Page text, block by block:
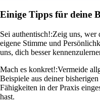
Einige Tipps für deine
Sei authentisch!:Zeig uns, wer
eigene Stimme und
uns, dich besser
Mach es konkret!:Vermeide
Beispiele aus deiner
Fähigkeiten in der Praxis
hast.